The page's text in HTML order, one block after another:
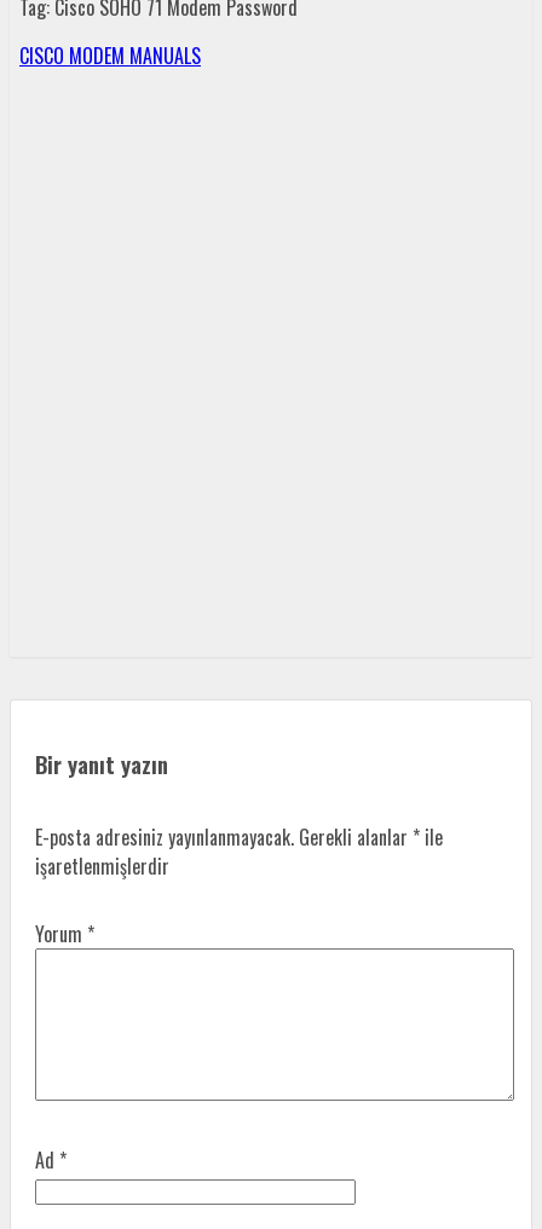
Tag: Cisco SOHO 71 Modem Password
CISCO MODEM MANUALS
Bir yanıt yazın
E-posta adresiniz yayınlanmayacak. Gerekli alanlar * ile
işaretlenmişlerdir
Yorum *
Ad *